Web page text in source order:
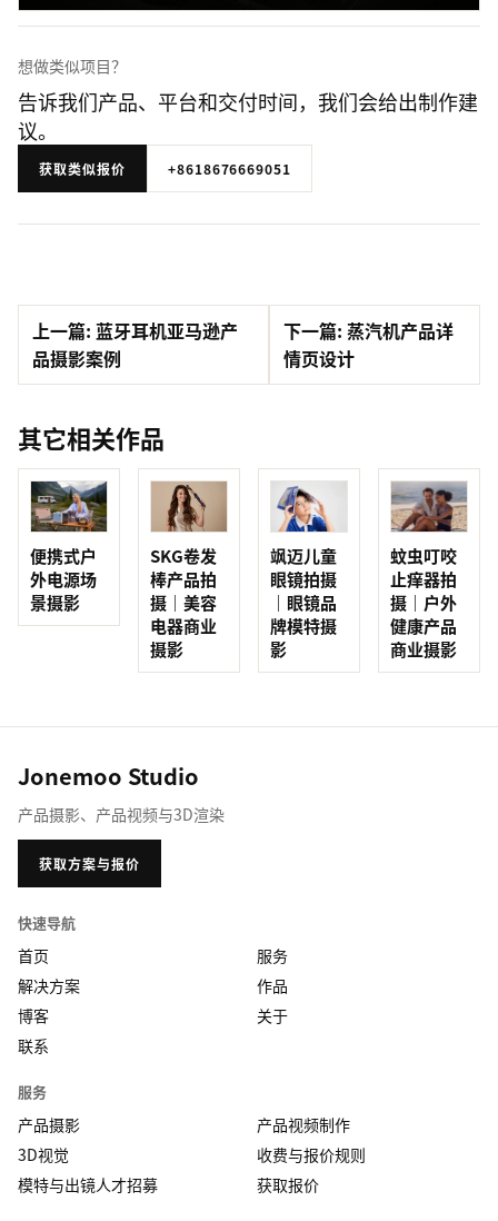
想做类似项目？
告诉我们产品、平台和交付时间，我们会给出制作建
议。
获取类似报价 +8618676669051
上一篇: 蓝牙耳机亚马逊产
品摄影案例
下一篇: 蒸汽机产品详
情页设计
其它相关作品
便携式户
外电源场
景摄影
SKG卷发
棒产品拍
摄｜美容
电器商业
摄影
飒迈儿童
眼镜拍摄
｜眼镜品
牌模特摄
影
蚊虫叮咬
止痒器拍
摄｜户外
健康产品
商业摄影
Jonemoo Studio
产品摄影、产品视频与3D渲染
获取方案与报价
快速导航
首页
服务
解决方案
作品
博客
关于
联系
服务
产品摄影
产品视频制作
3D视觉
收费与报价规则
模特与出镜人才招募
获取报价